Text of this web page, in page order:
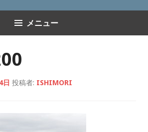
メニュー
日 投稿者: ISHIMORI